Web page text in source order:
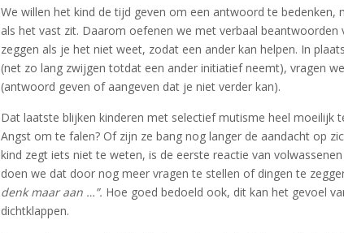
We willen het kind de tijd geven om een antwoord te bedenken,
als het vast zit. Daarom oefenen we met verbaal
zeggen als je het niet weet, zodat een ander kan helpen. In
(net zo lang zwijgen totdat een ander initiatief neemt), vragen
(antwoord geven of aangeven dat je niet verder kan).
Dat laatste blijken kinderen met selectief mutisme heel moeilijk
Angst om te falen? Of zijn ze bang nog langer de aandacht op
kind zegt iets niet te weten, is de eerste reactie van
doen we dat door nog meer vragen te stellen of dingen te
denk maar aan …”. Hoe goed bedoeld ook, dit kan het gevoel
dichtklappen.